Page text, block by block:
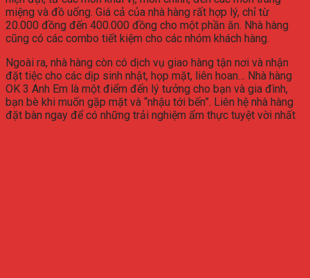
miệng và đồ uống. Giá cả của nhà hàng rất hợp lý, chỉ từ
20.000 đồng đến 400.000 đồng cho một phần ăn. Nhà hàng
cũng có các combo tiết kiệm cho các nhóm khách hàng.
Ngoài ra, nhà hàng còn có dịch vụ giao hàng tận nơi và nhận
đặt tiệc cho các dịp sinh nhật, họp mặt, liên hoan… Nhà hàng
OK 3 Anh Em là một điểm đến lý tưởng cho bạn và gia đình,
bạn bè khi muốn gặp mặt và “nhậu tới bến”. Liên hệ nhà hàng
đặt bàn ngay để có những trải nghiệm ẩm thực tuyệt vời nhất